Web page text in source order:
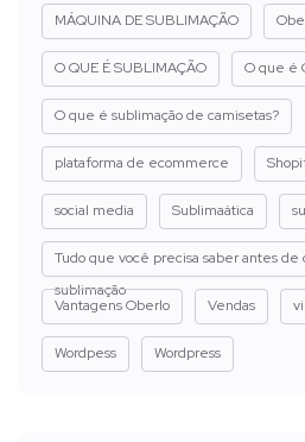
MÁQUINA DE SUBLIMAÇÃO
O QUE É SUBLIMAÇÃO O que é
O que é sublimação de camisetas?
plataforma de ecommerce
social media Sublimaática
Tudo que você precisa saber antes
sublimação
Vantagens Oberlo
Vendas
Wordpess Wordpress